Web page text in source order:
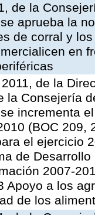
de la
aprueba la
de corral y
en
de la
la Consejería
incrementa
(BOC 209,
el ejercicio
de
2007-
Apoyo a los
de los